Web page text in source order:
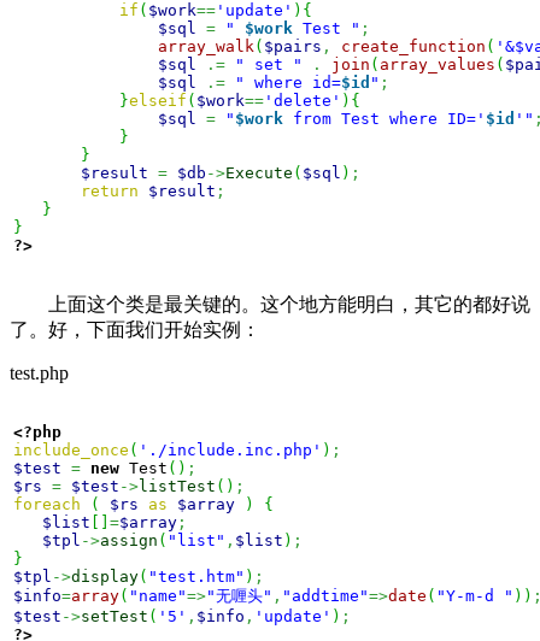
if ( $work== 'update' ) {
$sql
= " $work Test " ;
array_walk ( $pairs , create_function (
$sql
.= " set " . join ( array_values (
$sql
.= " where id=$id " ;
}elseif ( $work== 'delete' ) {
$sql
= " $work from Test where ID=' $id '"
}
}
$result = $db ->Execute ( $sql ) ;
return
$result ;
}
}
?>
上面这个类是最关键的。这个地方能明白，其它的都好说
了。好，下面我们开始实例：
test.php
<?php
include_once ( './include.inc.php' ) ;
$test = new Test ( ) ;
$rs = $test ->listTest ( ) ;
foreach
( $rs as $array )
{
$list
=$array ;
$tpl ->assign ( "list" , $list ) ;
}
$tpl ->display( "test.htm" ) ;
$info=array( "name"=>"无喱头" , "addtime"=>date ( "Y-m-d " ) )
$test ->setTest ( '5' , $info , 'update' ) ;
?>